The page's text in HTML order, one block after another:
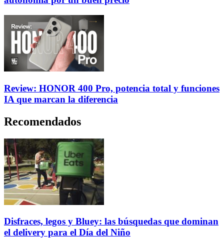
Review: HONOR 400 Pro, potencia total y funciones
IA que marcan la diferencia
Recomendados
Disfraces, legos y Bluey: las búsquedas que dominan
el delivery para el Día del Niño